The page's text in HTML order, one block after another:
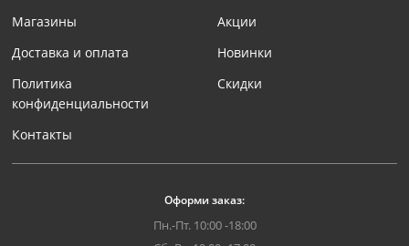
Магазины
Доставка и оплата
Политика
конфиденциальности
Контакты
Акции
Новинки
Скидки
Оформи заказ:
Пн.-Пт. 10:00 -18:00